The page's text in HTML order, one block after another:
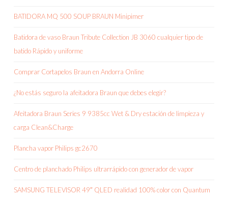
BATIDORA MQ 500 SOUP BRAUN Minipimer
Batidora de vaso Braun Tribute Collection JB 3060 cualquier tipo de
batido Rápido y uniforme
Comprar Cortapelos Braun en Andorra Online
¿No estás seguro la afeitadora Braun que debes elegir?
Afeitadora Braun Series 9 9385cc Wet & Dry estación de limpieza y
carga Clean&Charge
Plancha vapor Philips gc2670
Centro de planchado Philips ultrarrápido con generador de vapor
SAMSUNG TELEVISOR 49″ QLED realidad 100% color con Quantum